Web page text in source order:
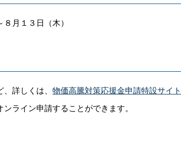
月１３日（木）
詳しくは、 物価高騰対策応援金申請特設サイト
ライン申請することができます。